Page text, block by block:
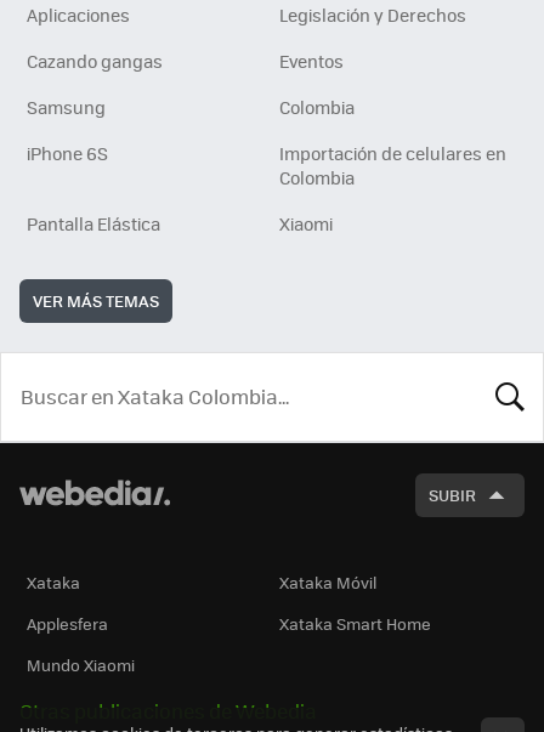
Aplicaciones
Legislación y Derechos
Cazando gangas
Eventos
Samsung
Colombia
iPhone 6S
Importación de celulares en
Colombia
Pantalla Elástica
Xiaomi
VER MÁS TEMAS
SUBIR
Xataka
Xataka Móvil
Applesfera
Xataka Smart Home
Mundo Xiaomi
Otras publicaciones de Webedia